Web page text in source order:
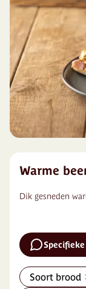
Warme
Dik gesneden
Soort brood